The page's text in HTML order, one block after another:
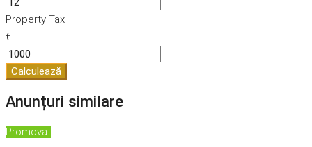
Property Tax
€
Calculează
Anunțuri similare
Promovat